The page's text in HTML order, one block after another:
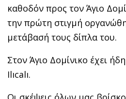
καθοδόν προς τον Άγιο
την πρώτη στιγμή
μετάβασή τους δίπλα του.
Στον Άγιο Δομίνικο έχει
Ilıcalı.